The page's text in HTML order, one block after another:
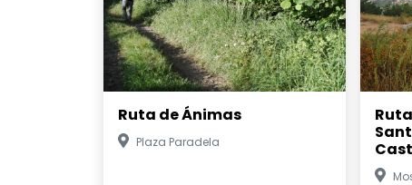
Ruta de Ánimas
Plaza Paradela